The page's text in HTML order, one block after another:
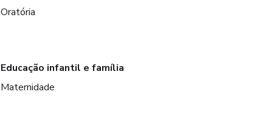
Oratória
Educação infantil e família
Maternidade